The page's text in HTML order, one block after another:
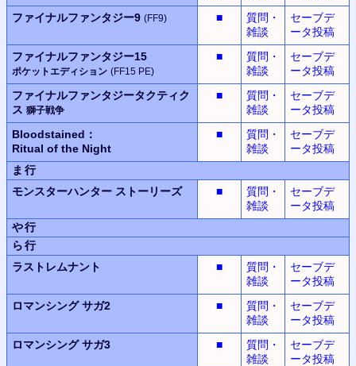
ファイナルファンタジー9 (FF9) ■
質問・
雑談
セーブデ
ータ投稿
ファイナルファンタジー15
ポケットエディション (FF15 PE)
■
質問・
雑談
セーブデ
ータ投稿
ファイナルファンタジータクティク
ス 獅子戦争
■
質問・
雑談
セーブデ
ータ投稿
Bloodstained：
Ritual of the Night
■
質問・
雑談
セーブデ
ータ投稿
ま行
モンスターハンター ストーリーズ ■
質問・
雑談
セーブデ
ータ投稿
や行
ら行
ラストレムナント
■
質問・
雑談
セーブデ
ータ投稿
ロマンシング サガ2
■
質問・
雑談
セーブデ
ータ投稿
ロマンシング サガ3
■
質問・
雑談
セーブデ
ータ投稿